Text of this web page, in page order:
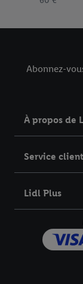
supplément XL
Abonnez-
À propos de
Service client
Lidl Plus